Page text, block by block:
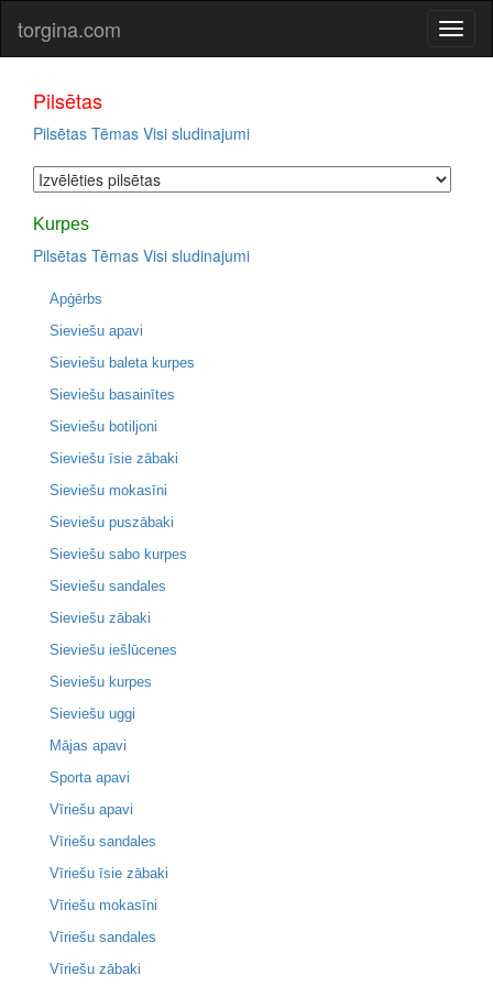
torgina.com
Pilsētas
Pilsētas Tēmas Visi sludinajumi
Kurpes
Pilsētas Tēmas Visi sludinajumi
Apģērbs
Sieviešu apavi
Sieviešu baleta kurpes
Sieviešu basainītes
Sieviešu botiljoni
Sieviešu īsie zābaki
Sieviešu mokasīni
Sieviešu puszābaki
Sieviešu sabo kurpes
Sieviešu sandales
Sieviešu zābaki
Sieviešu iešlūcenes
Sieviešu kurpes
Sieviešu uggi
Mājas apavi
Sporta apavi
Vīriešu apavi
Vīriešu sandales
Vīriešu īsie zābaki
Vīriešu mokasīni
Vīriešu sandales
Vīriešu zābaki